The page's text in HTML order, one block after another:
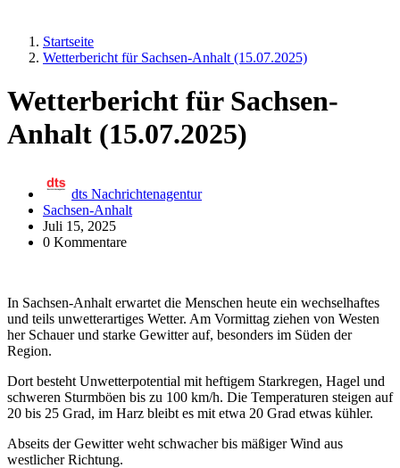
Startseite
Wetterbericht für Sachsen-Anhalt (15.07.2025)
Wetterbericht für Sachsen-
Anhalt (15.07.2025)
dts Nachrichtenagentur
Sachsen-Anhalt
Juli 15, 2025
0 Kommentare
In Sachsen-Anhalt erwartet die Menschen heute ein wechselhaftes
und teils unwetterartiges Wetter. Am Vormittag ziehen von Westen
her Schauer und starke Gewitter auf, besonders im Süden der
Region.
Dort besteht Unwetterpotential mit heftigem Starkregen, Hagel und
schweren Sturmböen bis zu 100 km/h. Die Temperaturen steigen auf
20 bis 25 Grad, im Harz bleibt es mit etwa 20 Grad etwas kühler.
Abseits der Gewitter weht schwacher bis mäßiger Wind aus
westlicher Richtung.